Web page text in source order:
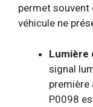
permet souvent
véhicule ne
Lumière
signal
première
P0098